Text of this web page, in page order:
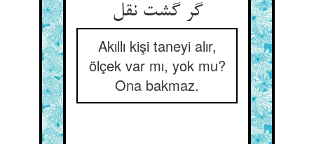
گر گشت نقل‏
Akıllı kişi taneyi alır,
ölçek var mı, yok mu?
Ona bakmaz.